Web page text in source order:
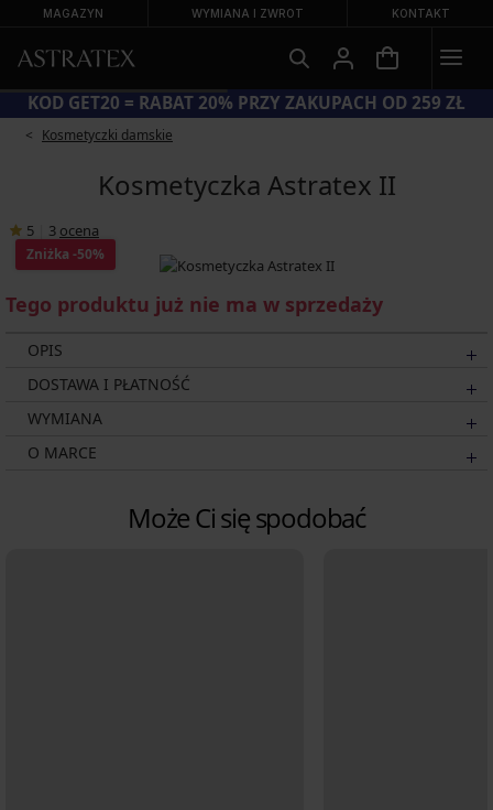
MAGAZYN WYMIANA I ZWROT KONTAKT
KOD GET20 = RABAT 20% PRZY ZAKUPACH OD 259 ZŁ
Kosmetyczki damskie
Kosmetyczka Astratex II
5 3 ocena
Zniżka -50%
Tego produktu już nie ma w sprzedaży
OPIS
DOSTAWA I PŁATNOŚĆ
WYMIANA
O MARCE
Może Ci się spodobać